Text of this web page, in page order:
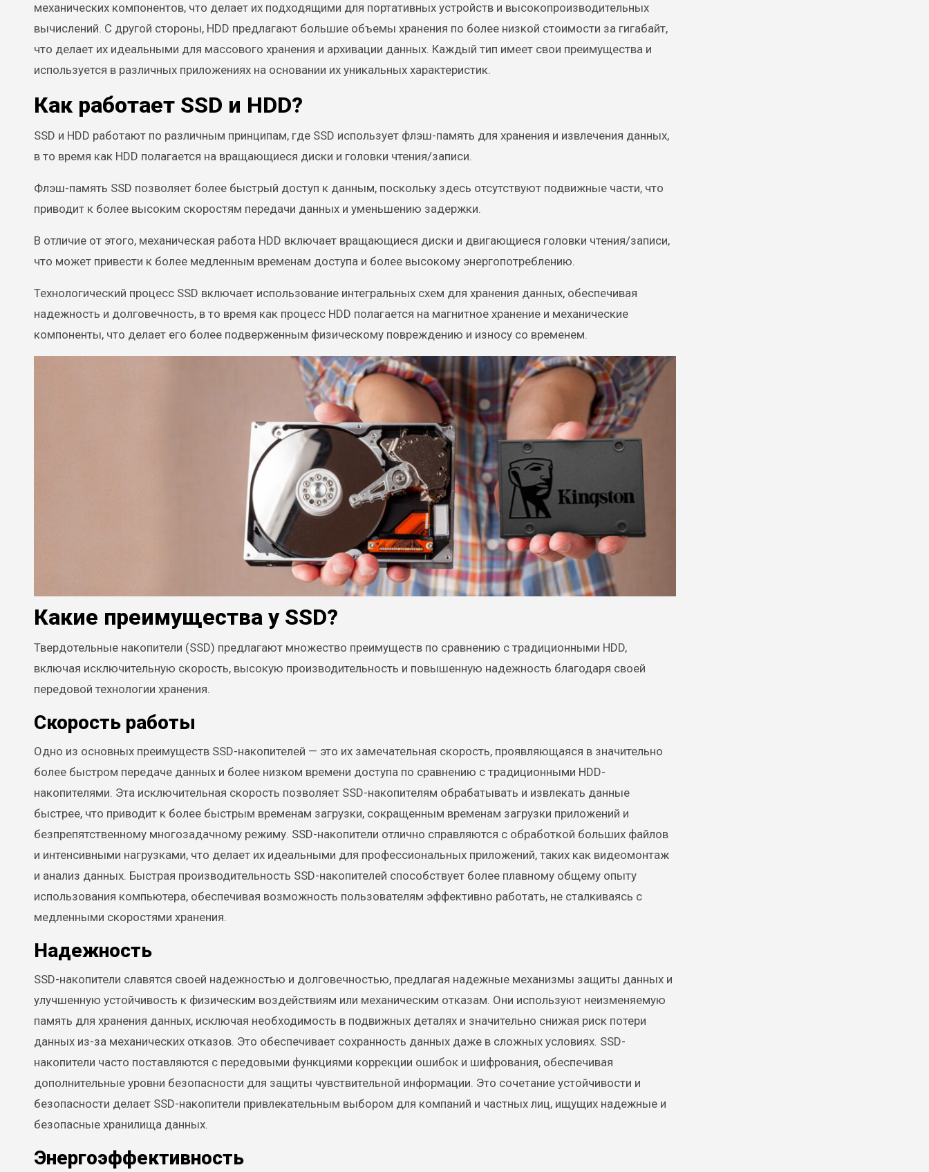
механических компонентов, что делает их подходящими для портативных устройств и высокопроизводительных
вычислений. С другой стороны, HDD предлагают большие объемы хранения по более низкой стоимости за гигабайт,
что делает их идеальными для массового хранения и архивации данных. Каждый тип имеет свои преимущества и
используется в различных приложениях на основании их уникальных характеристик.
Как работает SSD и HDD?
SSD и HDD работают по различным принципам, где SSD использует флэш-память для хранения и извлечения данных,
в то время как HDD полагается на вращающиеся диски и головки чтения/записи.
Флэш-память SSD позволяет более быстрый доступ к данным, поскольку здесь отсутствуют подвижные части, что
приводит к более высоким скоростям передачи данных и уменьшению задержки.
В отличие от этого, механическая работа HDD включает вращающиеся диски и двигающиеся головки чтения/записи,
что может привести к более медленным временам доступа и более высокому энергопотреблению.
Технологический процесс SSD включает использование интегральных схем для хранения данных, обеспечивая
надежность и долговечность, в то время как процесс HDD полагается на магнитное хранение и механические
компоненты, что делает его более подверженным физическому повреждению и износу со временем.
Какие преимущества у SSD?
Твердотельные накопители (SSD) предлагают множество преимуществ по сравнению с традиционными HDD,
включая исключительную скорость, высокую производительность и повышенную надежность благодаря своей
передовой технологии хранения.
Скорость работы
Одно из основных преимуществ SSD-накопителей — это их замечательная скорость, проявляющаяся в значительно
более быстром передаче данных и более низком времени доступа по сравнению с традиционными HDD-
накопителями. Эта исключительная скорость позволяет SSD-накопителям обрабатывать и извлекать данные
быстрее, что приводит к более быстрым временам загрузки, сокращенным временам загрузки приложений и
безпрепятственному многозадачному режиму. SSD-накопители отлично справляются с обработкой больших файлов
и интенсивными нагрузками, что делает их идеальными для профессиональных приложений, таких как видеомонтаж
и анализ данных. Быстрая производительность SSD-накопителей способствует более плавному общему опыту
использования компьютера, обеспечивая возможность пользователям эффективно работать, не сталкиваясь с
медленными скоростями хранения.
Надежность
SSD-накопители славятся своей надежностью и долговечностью, предлагая надежные механизмы защиты данных и
улучшенную устойчивость к физическим воздействиям или механическим отказам. Они используют неизменяемую
память для хранения данных, исключая необходимость в подвижных деталях и значительно снижая риск потери
данных из-за механических отказов. Это обеспечивает сохранность данных даже в сложных условиях. SSD-
накопители часто поставляются с передовыми функциями коррекции ошибок и шифрования, обеспечивая
дополнительные уровни безопасности для защиты чувствительной информации. Это сочетание устойчивости и
безопасности делает SSD-накопители привлекательным выбором для компаний и частных лиц, ищущих надежные и
безопасные хранилища данных.
Энергоэффективность